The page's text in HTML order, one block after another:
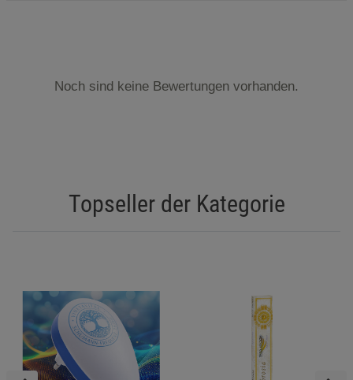
Noch sind keine Bewertungen vorhanden.
Topseller der Kategorie